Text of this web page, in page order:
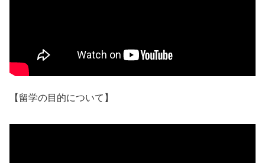
【留学の目的について】